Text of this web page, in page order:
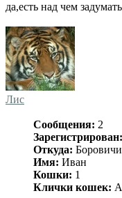
да,есть над чем
Лис
Сообщения: 2
Зарегистрирован:
Откуда: Боровичи
Имя: Иван
Кошки: 1
Клички кошек: